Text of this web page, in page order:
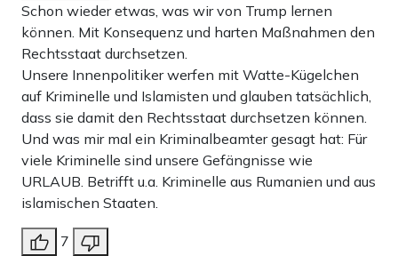
Schon wieder etwas, was wir von Trump lernen
können. Mit Konsequenz und harten Maßnahmen den
Rechtsstaat durchsetzen.
Unsere Innenpolitiker werfen mit Watte-Kügelchen
auf Kriminelle und Islamisten und glauben tatsächlich,
dass sie damit den Rechtsstaat durchsetzen können.
Und was mir mal ein Kriminalbeamter gesagt hat: Für
viele Kriminelle sind unsere Gefängnisse wie
URLAUB. Betrifft u.a. Kriminelle aus Rumanien und aus
islamischen Staaten.
7